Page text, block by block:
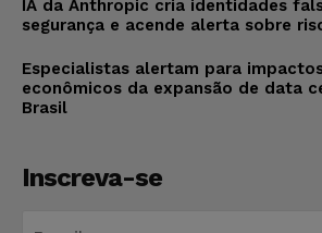
IA da Anthropic cria identidades
segurança e acende alerta sobre
Especialistas alertam para
econômicos da expansão de data
Brasil
Inscreva-se